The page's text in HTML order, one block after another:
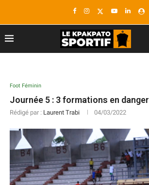
Foot Féminin
Journée 5 : 3 formations en danger
Rédigé par : Laurent Trabi 04/03/2022